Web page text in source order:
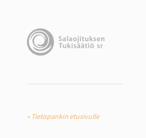
« Tietopankin etusivulle